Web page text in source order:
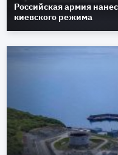
Российская армия
киевского режима